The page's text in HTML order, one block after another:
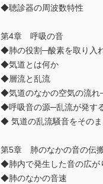
◆聴診器の周波数特性
第4章 呼吸の音
◆肺の役割─酸素を取り入
◆気道とは何か
◆層流と乱流
◆気道のなかの空気の流れ
◆呼吸音の源─乱流が発す
◆ 気道の乱流騒音をそのま
第5章 肺のなかの音の伝
◆肺内で発生した音の広が
◆肺のなかの音速